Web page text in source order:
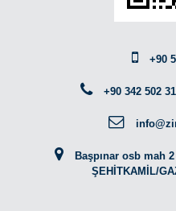
+90
+90 342 502
Başpınar osb mah
ŞEHİTKAMİL/